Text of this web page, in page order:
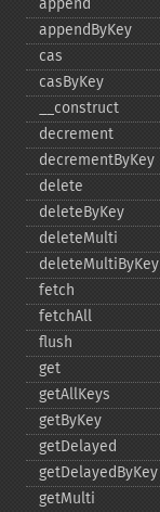
append
appendByKey
cas
casByKey
_​_​construct
decrement
decrementByKey
delete
deleteByKey
deleteMulti
deleteMultiByKey
fetch
fetchAll
flush
get
getAllKeys
getByKey
getDelayed
getDelayedByKey
getMulti